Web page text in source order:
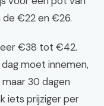
€22 en €26.
€38 tot €42.
moet innemen,
30 dagen
iets prijziger per